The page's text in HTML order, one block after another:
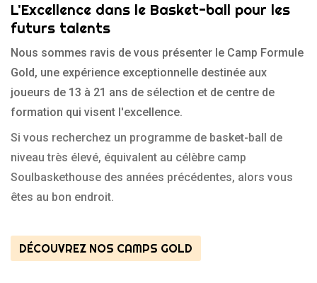
L'Excellence dans le Basket-ball pour les
futurs talents
Nous sommes ravis de vous présenter le Camp Formule
Gold, une expérience exceptionnelle destinée aux
joueurs de 13 à 21 ans de sélection et de centre de
formation qui visent l'excellence.
Si vous recherchez un programme de basket-ball de
niveau très élevé, équivalent au célèbre camp
Soulbaskethouse des années précédentes, alors vous
êtes au bon endroit.
DÉCOUVREZ NOS CAMPS GOLD